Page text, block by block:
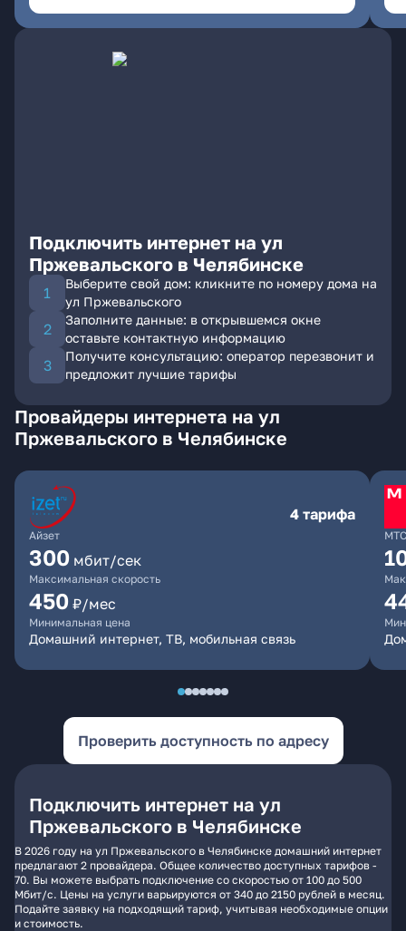
Подключить интернет на ул
Пржевальского в Челябинске
Выберите свой дом: кликните по номеру дома на
ул Пржевальского
Заполните данные: в открывшемся окне
оставьте контактную информацию
Получите консультацию: оператор перезвонит и
предложит лучшие тарифы
Провайдеры интернета на ул
Пржевальского в Челябинске
Айзет
4 тарифа
300 мбит/сек
Максимальная скорость
450 ₽/мес
Минимальная цена
Домашний интернет, ТВ, мобильная связь
МТС
Проверить доступность по адресу
Подключить интернет на ул
Пржевальского в Челябинске
В 2026 году на ул Пржевальского в Челябинске домашний интернет
предлагают 2 провайдера. Общее количество доступных тарифов -
70. Вы можете выбрать подключение со скоростью от 100 до 500
Мбит/с. Цены на услуги варьируются от 340 до 2150 рублей в месяц.
Подайте заявку на подходящий тариф, учитывая необходимые опции
и стоимость.